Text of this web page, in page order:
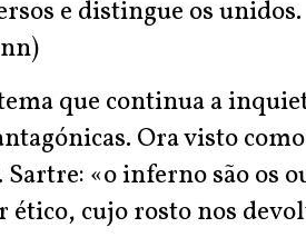
e distingue os unidos.
que continua a
Ora visto
Sartre: «o inferno são
ético, cujo rosto nos